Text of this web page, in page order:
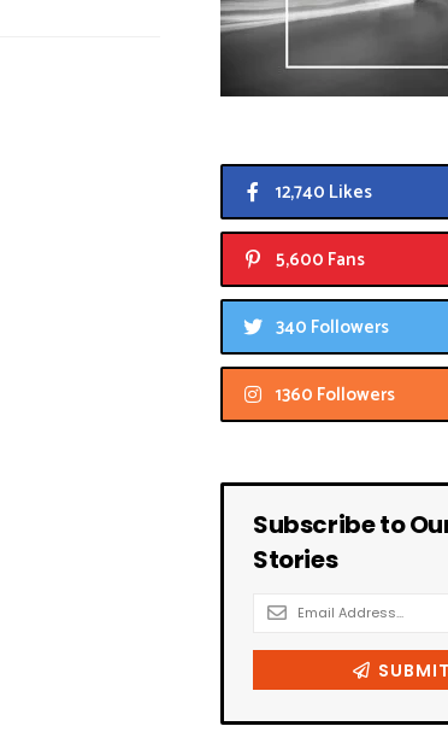
12,740 Likes
5,600 Fans
340 Followers
1360 Followers